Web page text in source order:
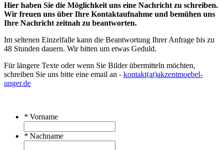
Hier haben Sie die Möglichkeit uns eine Nachricht zu schreiben.
Wir freuen uns über Ihre Kontaktaufnahme und bemühen uns
Ihre Nachricht zeitnah zu beantworten.
Im seltenen Einzelfalle kann die Beantwortung Ihrer Anfrage bis zu
48 Stunden dauern. Wir bitten um etwas Geduld.
Für längere Texte oder wenn Sie Bilder übermitteln möchten,
schreiben Sie uns bitte eine email an - kontakt(at)akzentmoebel-
unger.de
* Vorname
* Nachname